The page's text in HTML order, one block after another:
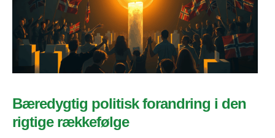
Bæredygtig politisk forandring i den
rigtige rækkefølge